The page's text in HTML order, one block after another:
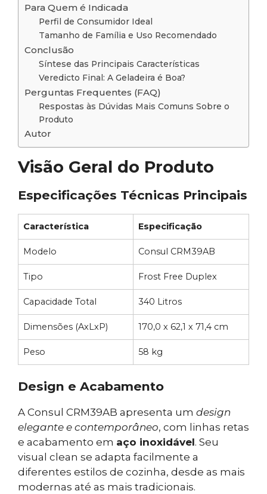
Para Quem é Indicada
Perfil de Consumidor Ideal
Tamanho de Família e Uso Recomendado
Conclusão
Síntese das Principais Características
Veredicto Final: A Geladeira é Boa?
Perguntas Frequentes (FAQ)
Respostas às Dúvidas Mais Comuns Sobre o
Produto
Autor
Visão Geral do Produto
Especificações Técnicas Principais
Característica Especificação
Modelo Consul CRM39AB
Tipo Frost Free Duplex
Capacidade Total 340 Litros
Dimensões (AxLxP) 170,0 x 62,1 x 71,4 cm
Peso 58 kg
Design e Acabamento
A Consul CRM39AB apresenta um design
elegante e contemporâneo, com linhas retas
e acabamento em aço inoxidável. Seu
visual clean se adapta facilmente a
diferentes estilos de cozinha, desde as mais
modernas até as mais tradicionais.